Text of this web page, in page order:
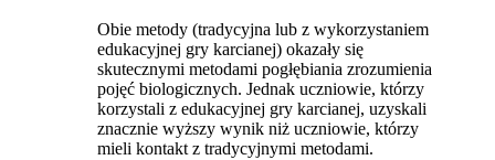
Obie metody (tradycyjna lub z wykorzystaniem
edukacyjnej gry karcianej) okazały się
skutecznymi metodami pogłębiania zrozumienia
pojęć biologicznych. Jednak uczniowie, którzy
korzystali z edukacyjnej gry karcianej, uzyskali
znacznie wyższy wynik niż uczniowie, którzy
mieli kontakt z tradycyjnymi metodami.